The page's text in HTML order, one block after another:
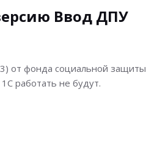
Ввод ДПУ
от фонда социальной защиты
работать не будут.